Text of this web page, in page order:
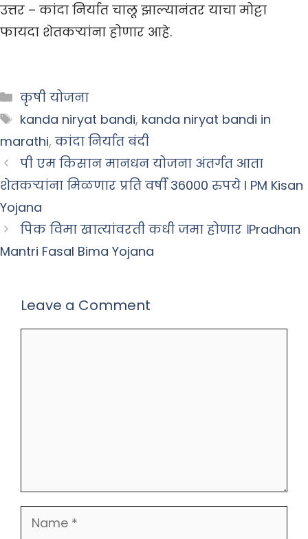
उत्तर – कांदा निर्यात चालू झाल्यानंतर याचा मोट्टा
फायदा शेतकऱ्यांना होणार आहे.
Categories
कृषी योजना
Tags
kanda niryat bandi, kanda niryat bandi in
marathi, कांदा निर्यात बंदी
पी एम किसान मानधन योजना अंतर्गत आता
शेतकऱ्यांना मिळणार प्रति वर्षी 36000 रुपये l PM Kisan
Yojana
पिक विमा खात्यांवरती कधी जमा होणार ।Pradhan
Mantri Fasal Bima Yojana
Leave a Comment
Name